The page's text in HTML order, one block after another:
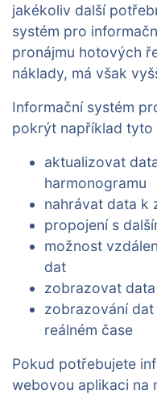
jakékoliv další
systém pro
pronájmu hotových
náklady, má však
Informační systém
pokrýt například tyto
aktualizovat
harmonogramu
nahrávat data k
propojení s
možnost
dat
zobrazovat
zobrazování
reálném čase
Pokud potřebujete
webovou aplikaci na